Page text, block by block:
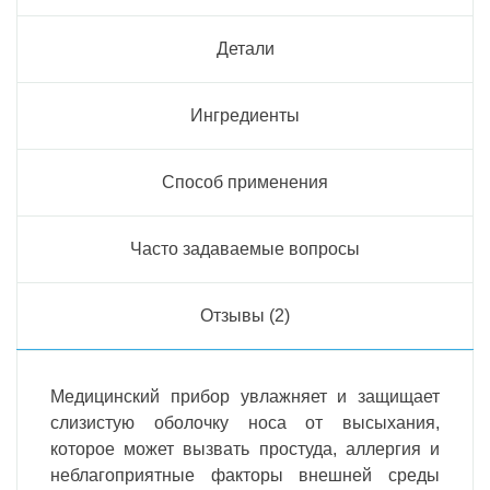
Детали
Ингредиенты
Способ применения
Часто задаваемые вопросы
Отзывы (2)
Медицинский прибор увлажняет и защищает
слизистую оболочку носа от высыхания,
которое может вызвать простуда, аллергия и
неблагоприятные факторы внешней среды